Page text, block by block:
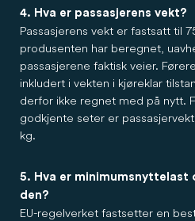
4. Hva er passasjerens vekt?
Passasjerens vekt er fastsatt til
produsenten har beregnet,
passasjerene faktisk veier.
inkludert i vekten i kjøreklar
derfor ikke regnet med på nytt.
godkjente seter er
kg.
5. Hva er minimumsnyttelast
den?
EU-regelverket fastsetter en